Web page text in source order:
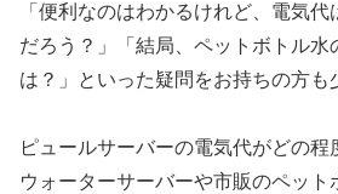
「便利なのはわかるけれど、電気
だろう？」「結局、ペットボトル水
は？」といった疑問をお持ちの方も
ピュールサーバーの電気代がどの
ウォーターサーバーや市販のペッ